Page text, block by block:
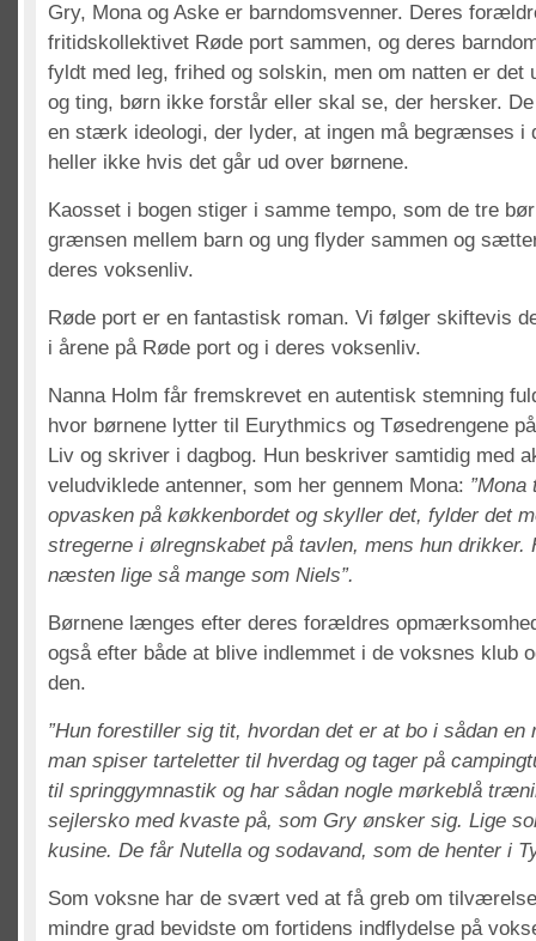
Gry, Mona og Aske er barndomsvenner. Deres
fritidskollektivet Røde port sammen, og deres
fyldt med leg, frihed og solskin, men om natten er det
og ting, børn ikke forstår eller skal se, der hersker.
en stærk ideologi, der lyder, at ingen må begrænses i
heller ikke hvis det går ud over børnene.
Kaosset i bogen stiger i samme tempo, som de tre
grænsen mellem barn og ung flyder sammen og
deres voksenliv.
Røde port er en fantastisk roman. Vi følger skiftevis
i årene på Røde port og i deres voksenliv.
Nanna Holm får fremskrevet en autentisk stemning
hvor børnene lytter til Eurythmics og Tøsedrengene
Liv og skriver i dagbog. Hun beskriver samtidig med
veludviklede antenner, som her gennem Mona:
opvasken på køkkenbordet og skyller det, fylder det
stregerne i ølregnskabet på tavlen, mens hun drikker.
næsten lige så mange som Niels”.
Børnene længes efter deres forældres
også efter både at blive indlemmet i de voksnes klub
den.
”Hun forestiller sig tit, hvordan det er at bo i sådan en
man spiser tarteletter til hverdag og tager på
til springgymnastik og har sådan nogle mørkeblå
sejlersko med kvaste på, som Gry ønsker sig. Lige
kusine. De får Nutella og sodavand, som de henter i
Som voksne har de svært ved at få greb om
mindre grad bevidste om fortidens indflydelse på